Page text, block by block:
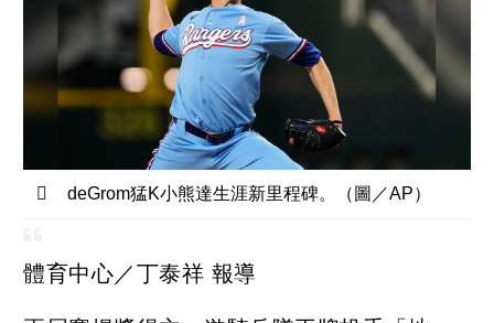
deGrom猛K小熊達生涯新里程碑。（圖／AP）
體育中心／丁泰祥 報導